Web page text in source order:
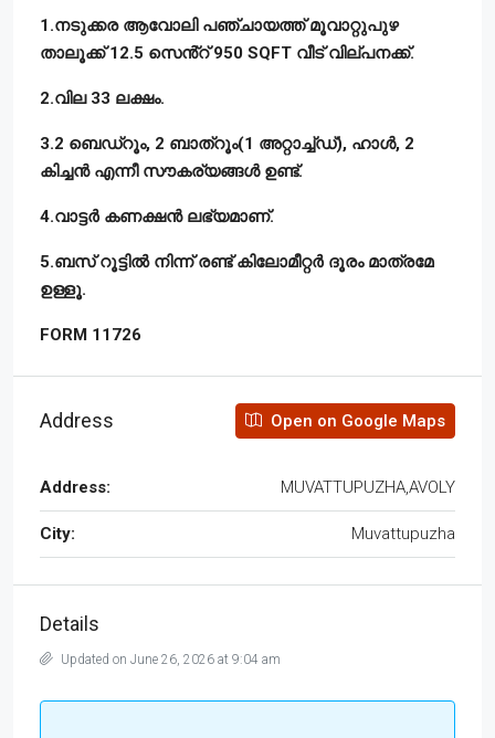
1.നടുക്കര ആവോലി പഞ്ചായത്ത് മൂവാറ്റുപുഴ
താലൂക്ക് 12.5 സെൻ്റ് 950 SQFT വീട് വില്പനക്ക്.
2.വില 33 ലക്ഷം.
3.2 ബെഡ്റൂം, 2 ബാത്റൂം(1 അറ്റാച്ച്ഡ്), ഹാൾ, 2
കിച്ചൻ എന്നീ സൗകര്യങ്ങൾ ഉണ്ട്.
4.വാട്ടർ കണക്ഷൻ ലഭ്യമാണ്.
5.ബസ് റൂട്ടിൽ നിന്ന് രണ്ട് കിലോമീറ്റർ ദൂരം മാത്രമേ
ഉള്ളൂ.
FORM 11726
Address Open on Google Maps
Address: MUVATTUPUZHA,AVOLY
City: Muvattupuzha
Details
Updated on June 26, 2026 at 9:04 am